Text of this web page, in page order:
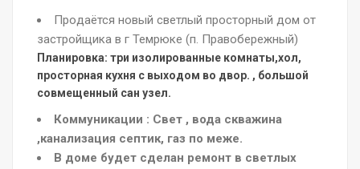
Прoдaётся новый светлый просторный дом от
застройщика в г Темрюке (п. Правобережный)
Планировка: три изолированные комнаты,хол,
просторная кухня с выходом во двор. , большой
совмещенный сан узел.
Коммуникации : Свет , вода скважина
,канализация септик, газ по меже.
В доме будет сделан ремонт в светлых